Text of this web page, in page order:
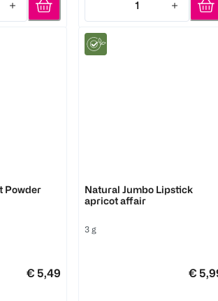
1
Quantity: 1
Powder
€ 5,49
Natural Jumbo Lipstick
apricot affair
3 g
€